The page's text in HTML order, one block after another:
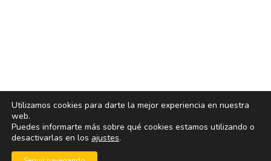
Utilizamos cookies para darte la mejor experiencia en nuestra
web.
Puedes informarte más sobre qué cookies estamos utilizando o
desactivarlas en los ajustes.